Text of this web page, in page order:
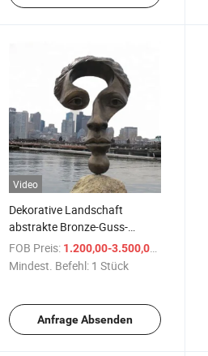
Video
Dekorative Landschaft
abstrakte Bronze-Guss-
Skulptur
FOB Preis: 1.200,00-3.500,00 $
Mindest. Befehl: 1 Stück
Anfrage Absenden